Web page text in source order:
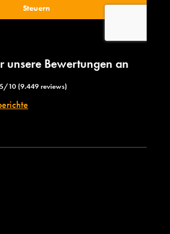
unsere Bewertungen an
10 (9.449 reviews)